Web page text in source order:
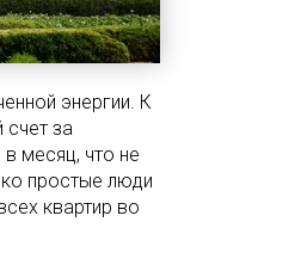
энергии. К
счет за
месяц, что не
простые люди
квартир во